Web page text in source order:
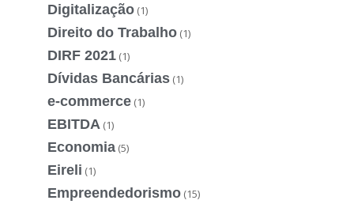
Digitalização (1)
Direito do Trabalho (1)
DIRF 2021 (1)
Dívidas Bancárias (1)
e-commerce (1)
EBITDA (1)
Economia (5)
Eireli (1)
Empreendedorismo (15)